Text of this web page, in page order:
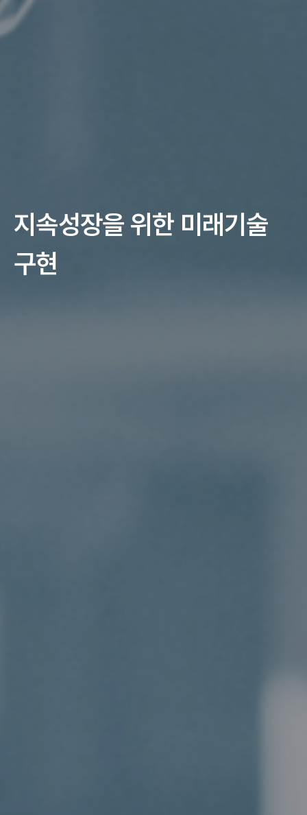
지속성장을 위한 미래기술
구현